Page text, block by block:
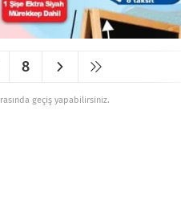
8
geçiş yapabilirsiniz.